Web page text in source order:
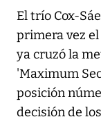
El trío Cox-
primera vez
ya cruzó la
'Maximum
posición
decisión de